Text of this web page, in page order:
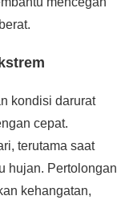
kondisi darurat
cepat.
terutama saat
hujan. Pertolongan
kehangatan,